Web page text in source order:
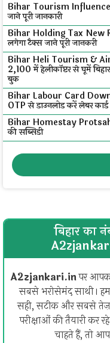
Bihar Tourism
जाने पूरी जानकारी
Bihar Holding Tax New
लगेगा टैक्स जाने पूरी जानकरी
Bihar Heli Tourism &
₹2,100 में हेलीकॉप्टर से घूमें
बुक
Bihar Labour Card
OTP से डाउनलोड करें लेबर कार्ड
Bihar Homestay
की सब्सिडी
बिहार का
A2zjankari.inपर
सबसे भरोसेमंद साथी।
सही, सटीक और सबसे तेज़
परीक्षाओं की तैयारी कर
चाहते हैं, तो